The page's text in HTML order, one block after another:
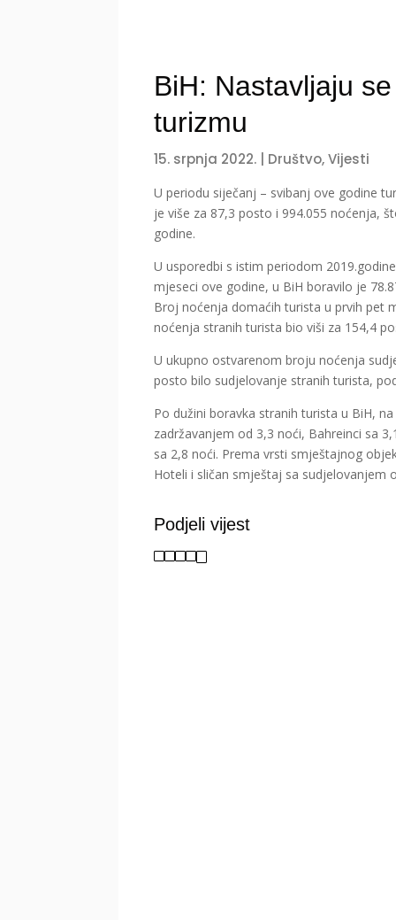
BiH: Nastavljaju
turizmu
15. srpnja 2022. Društvo,Vijesti
U periodu siječanj – svibanj ove godine
je više za 87,3 posto i 994.055 noćenja,
godine.
U usporedbi s istim periodom
mjeseci ove godine, u BiH boravilo je
Broj noćenja domaćih turista u prvih pet
noćenja stranih turista bio viši za 154,4
U ukupno ostvarenom broju noćenja
posto bilo sudjelovanje stranih turista,
Po dužini boravka stranih turista u BiH,
zadržavanjem od 3,3 noći, Bahreinci sa
sa 2,8 noći. Prema vrsti smještajnog
Hoteli i sličan smještaj sa sudjelovanjem
Podjeli vijest